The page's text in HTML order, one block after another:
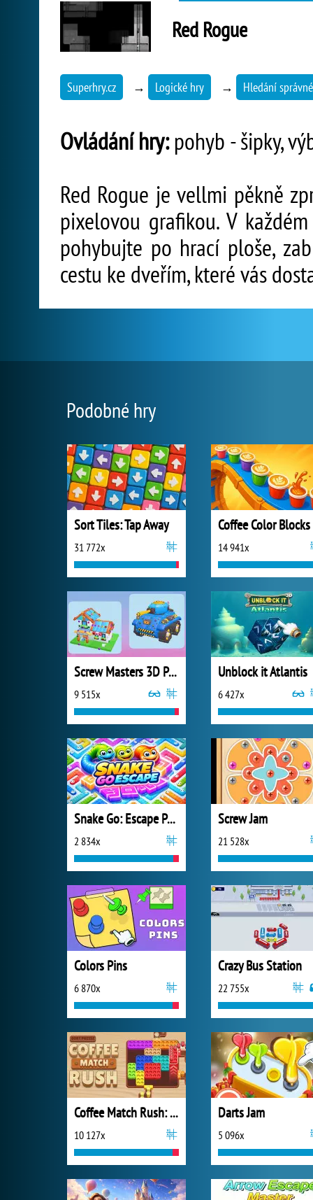
Red Rogue
Superhry.cz → Logické hry → Hledání
Ovládání hry:pohyb - šipky,
Red Rogue je vellmi pěkně
pixelovou grafikou. V
pohybujte po hrací ploše,
cestu ke dveřím, které vás
Podobné hry
Sort Tiles: Tap Away
31 772x
Coffee Color Blocks
14 941x
Screw Masters 3D Puzzle
9 515x
Unblock it Atlantis
6 427x
Snake Go: Escape Puzzle
2 834x
Screw Jam
21 528x
Colors Pins
6 870x
Crazy Bus Station
22 755x
Coffee Match Rush: Sort Puzzle
10 127x
Darts Jam
5 096x